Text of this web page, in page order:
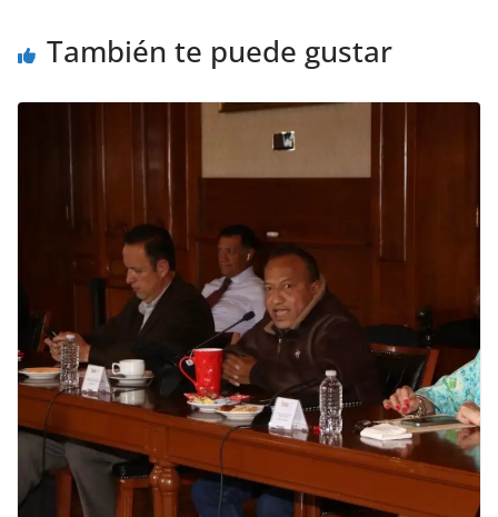
También te puede gustar